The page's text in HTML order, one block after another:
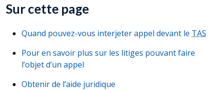
Sur cette page
Quand pouvez-vous interjeter appel devant le TAS
Pour en savoir plus sur les litiges pouvant faire
l’objet d’un appel
Obtenir de l’aide juridique